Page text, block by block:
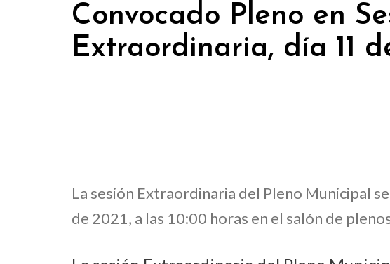
Convocado Pleno en
Extraordinaria, día 11
La sesión Extraordinaria del Pleno Municipal
de 2021, a las 10:00 horas en el salón de